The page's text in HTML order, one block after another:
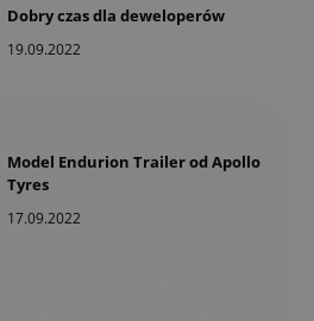
Dobry czas dla deweloperów
19.09.2022
Model Endurion Trailer od Apollo
Tyres
17.09.2022
plików
z plików cookie, aby
wygodę użytkowania.
wyrażasz zgodę